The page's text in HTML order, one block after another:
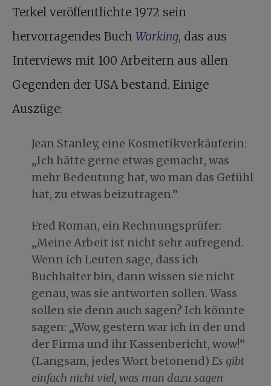
Terkel veröffentlichte 1972 sein
hervorragendes Buch Working, das aus
Interviews mit 100 Arbeitern aus allen
Gegenden der USA bestand. Einige
Auszüge:
Jean Stanley, eine Kosmetikverkäuferin:
„Ich hätte gerne etwas gemacht, was
mehr Bedeutung hat, wo man das Gefühl
hat, zu etwas beizutragen.”
Fred Roman, ein Rechnungsprüfer:
„Meine Arbeit ist nicht sehr aufregend.
Wenn ich Leuten sage, dass ich
Buchhalter bin, dann wissen sie nicht
genau, was sie antworten sollen. Wass
sollen sie denn auch sagen? Ich könnte
sagen: „Wow, gestern war ich in der und
der Firma und ihr Kassenbericht, wow!”
(Langsam, jedes Wort betonend) Es gibt
einfach nicht viel, was man dazu sagen